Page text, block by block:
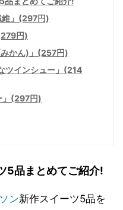
維」(297円)
円)
みかん)」(257円)
ツインシュー」(214
」(297円)
5品まとめてご紹介!
ン新作スイーツ5品を